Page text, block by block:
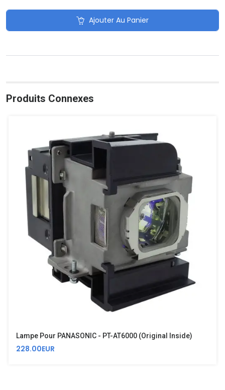
Ajouter Au Panier
Produits Connexes
Lampe Pour PANASONIC - PT-AT6000 (Original Inside)
228.00EUR